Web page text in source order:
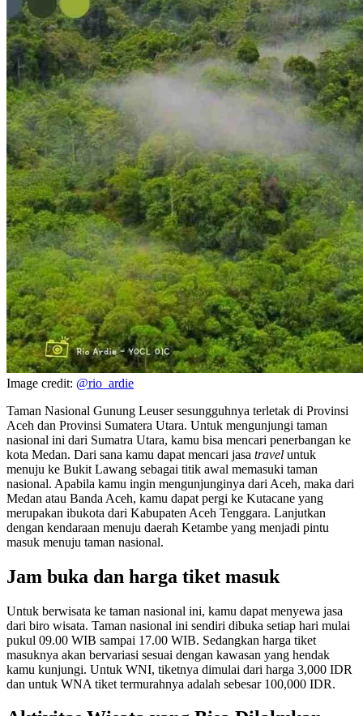
Image credit: @rio_ardie
Taman Nasional Gunung Leuser sesungguhnya terletak di Provinsi
Aceh dan Provinsi Sumatera Utara. Untuk mengunjungi taman
nasional ini dari Sumatra Utara, kamu bisa mencari penerbangan ke
kota Medan. Dari sana kamu dapat mencari jasa travel untuk
menuju ke Bukit Lawang sebagai titik awal memasuki taman
nasional. Apabila kamu ingin mengunjunginya dari Aceh, maka dari
Medan atau Banda Aceh, kamu dapat pergi ke Kutacane yang
merupakan ibukota dari Kabupaten Aceh Tenggara. Lanjutkan
dengan kendaraan menuju daerah Ketambe yang menjadi pintu
masuk menuju taman nasional.
Jam buka dan harga tiket masuk
Untuk berwisata ke taman nasional ini, kamu dapat menyewa jasa
dari biro wisata. Taman nasional ini sendiri dibuka setiap hari mulai
pukul 09.00 WIB sampai 17.00 WIB. Sedangkan harga tiket
masuknya akan bervariasi sesuai dengan kawasan yang hendak
kamu kunjungi. Untuk WNI, tiketnya dimulai dari harga 3,000 IDR
dan untuk WNA tiket termurahnya adalah sebesar 100,000 IDR.